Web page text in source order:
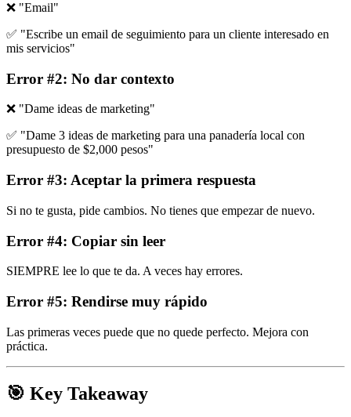
❌ "Email"
✅ "Escribe un email de seguimiento para un cliente interesado en
mis servicios"
Error #2: No dar contexto
❌ "Dame ideas de marketing"
✅ "Dame 3 ideas de marketing para una panadería local con
presupuesto de $2,000 pesos"
Error #3: Aceptar la primera respuesta
Si no te gusta, pide cambios. No tienes que empezar de nuevo.
Error #4: Copiar sin leer
SIEMPRE lee lo que te da. A veces hay errores.
Error #5: Rendirse muy rápido
Las primeras veces puede que no quede perfecto. Mejora con
práctica.
🎯 Key Takeaway